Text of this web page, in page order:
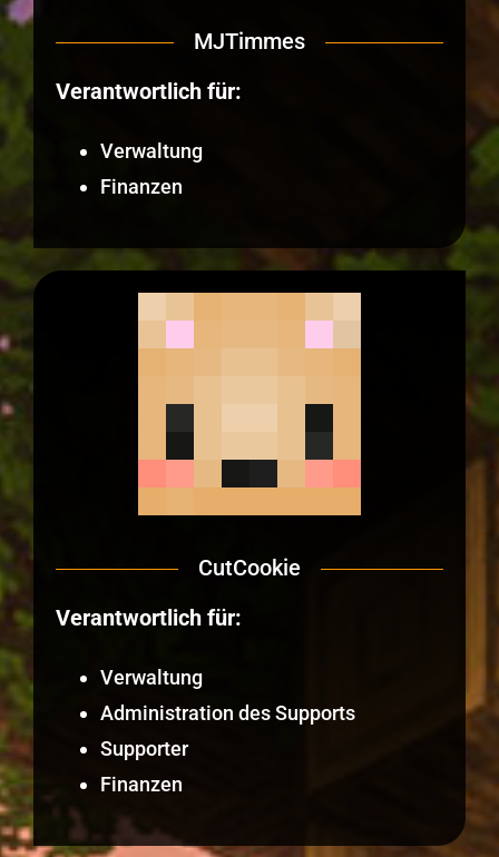
MJTimmes
Verantwortlich für:
Verwaltung
Finanzen
CutCookie
Verantwortlich für:
Verwaltung
Administration des Supports
Supporter
Finanzen